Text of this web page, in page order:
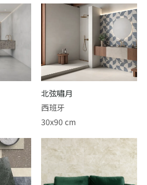
北弦嘯月
西班牙
30x90 cm